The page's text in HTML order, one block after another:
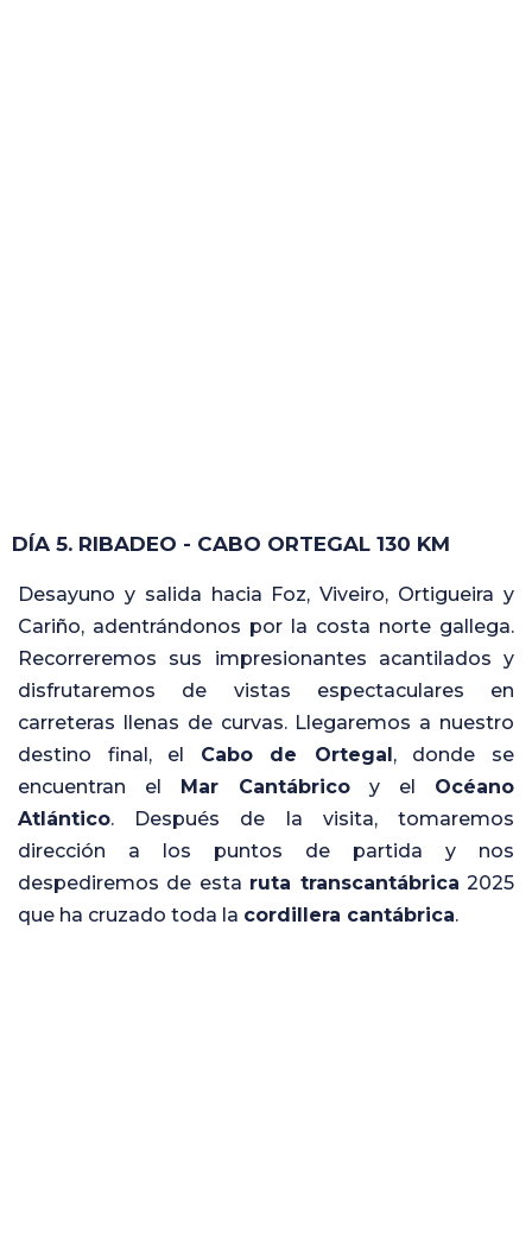
DÍA 5. RIBADEO - CABO ORTEGAL 130 KM
Desayuno y salida hacia Foz, Viveiro, Ortigueira y
Cariño, adentrándonos por la costa norte gallega.
Recorreremos sus impresionantes acantilados y
disfrutaremos de vistas espectaculares en
carreteras llenas de curvas. Llegaremos a nuestro
destino final, el Cabo de Ortegal, donde se
encuentran el Mar Cantábrico y el Océano
Atlántico. Después de la visita, tomaremos
dirección a los puntos de partida y nos
despediremos de esta ruta transcantábrica 2025
que ha cruzado toda la cordillera cantábrica.